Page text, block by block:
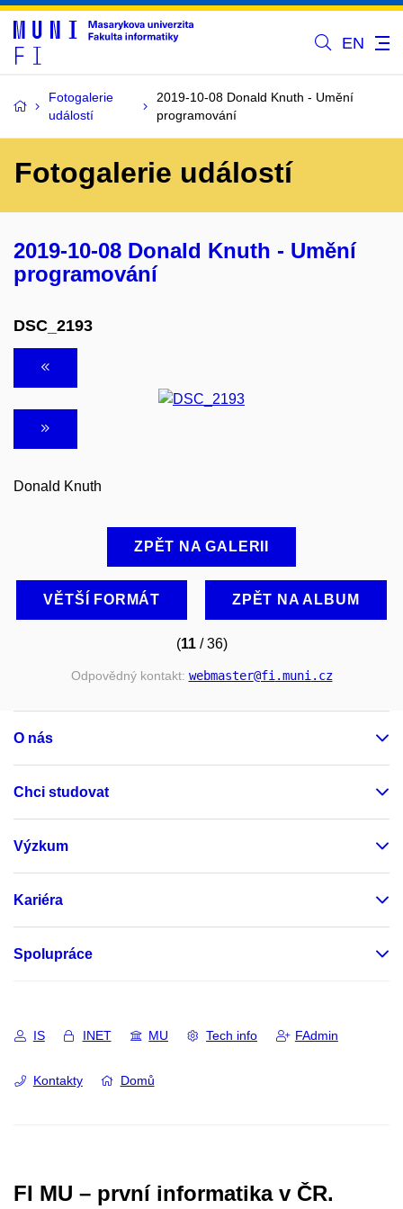
EN
Fotogalerie
událostí
2019-10-08 Donald Knuth - Umění
programování
Fotogalerie událostí
2019-10-08 Donald Knuth - Umění
programování
DSC_2193
Donald Knuth
ZPĚT NA GALERII
VĚTŠÍ FORMÁT ZPĚT NA ALBUM
(11/ 36)
Odpovědný kontakt: webmaster@fi .muni .cz
O nás
Chci studovat
Výzkum
Kariéra
Spolupráce
IS INET MU Tech info FAdmin
Kontakty Domů
FI MU – první informatika v ČR.